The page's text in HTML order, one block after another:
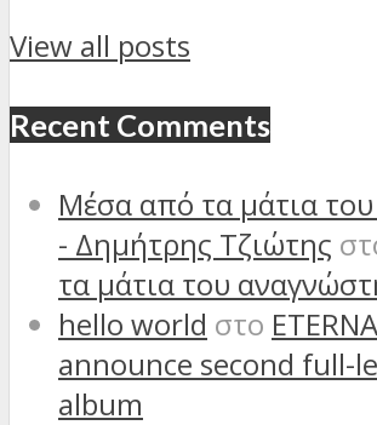
View all posts
Recent Comments
Μέσα από τα μάτια
- Δημήτρης Τζιώτης
τα μάτια του
hello world στο
announce second full-
album